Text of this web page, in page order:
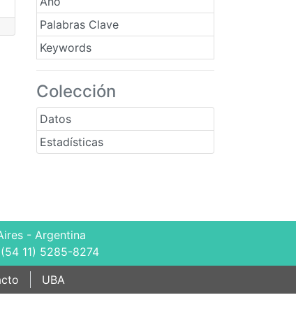
Palabras Clave
Keywords
Colección
Datos
Estadísticas
- Argentina
11) 5285-8274
UBA